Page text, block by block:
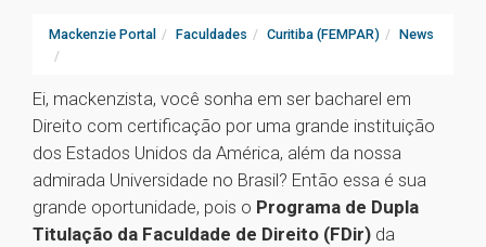
Mackenzie Portal Faculdades Curitiba (FEMPAR) News
Ei, mackenzista, você sonha em ser bacharel em
Direito com certificação por uma grande instituição
dos Estados Unidos da América, além da nossa
admirada Universidade no Brasil? Então essa é sua
grande oportunidade, pois o Programa de Dupla
Titulação da Faculdade de Direito (FDir) da